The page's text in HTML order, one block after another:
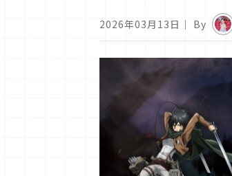
2026年03月13日 ｜ By